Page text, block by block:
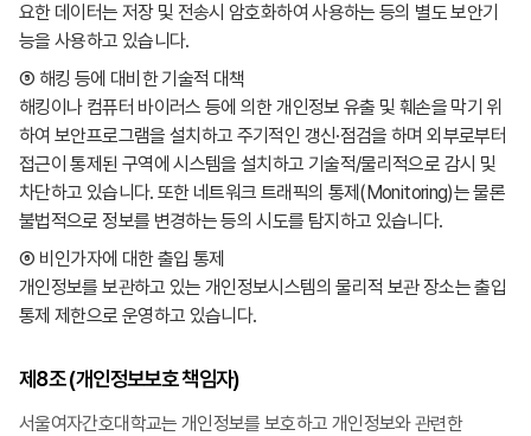
요한 데이터는 저장 및 전송시 암호화하여 사용하는 등의 별도 보안기
능을 사용하고 있습니다.
⑤ 해킹 등에 대비한 기술적 대책
해킹이나 컴퓨터 바이러스 등에 의한 개인정보 유출 및 훼손을 막기 위
하여 보안프로그램을 설치하고 주기적인 갱신·점검을 하며 외부로부터
접근이 통제된 구역에 시스템을 설치하고 기술적/물리적으로 감시 및
차단하고 있습니다. 또한 네트워크 트래픽의 통제(Monitoring)는 물론
불법적으로 정보를 변경하는 등의 시도를 탐지하고 있습니다.
⑥ 비인가자에 대한 출입 통제
개인정보를 보관하고 있는 개인정보시스템의 물리적 보관 장소는 출입
통제 제한으로 운영하고 있습니다.
제8조 (개인정보보호 책임자)
서울여자간호대학교는 개인정보를 보호하고 개인정보와 관련한